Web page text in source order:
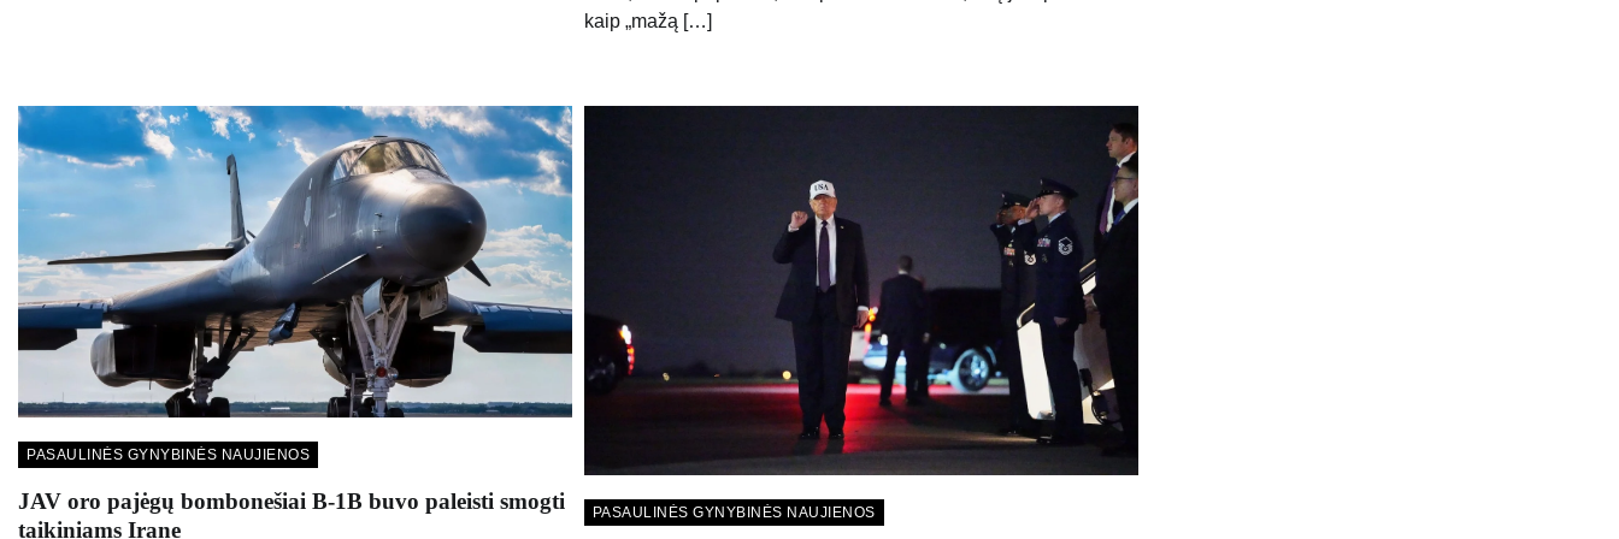
kaip „mažą […]
PASAULINĖS GYNYBINĖS NAUJIENOS
JAV oro pajėgų bombonešiai B-1B buvo paleisti smogti
taikiniams Irane
PASAULINĖS GYNYBINĖS NAUJIENOS